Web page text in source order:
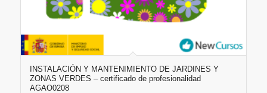
INSTALACIÓN Y MANTENIMIENTO DE JARDINES Y
ZONAS VERDES – certificado de profesionalidad
AGAO0208